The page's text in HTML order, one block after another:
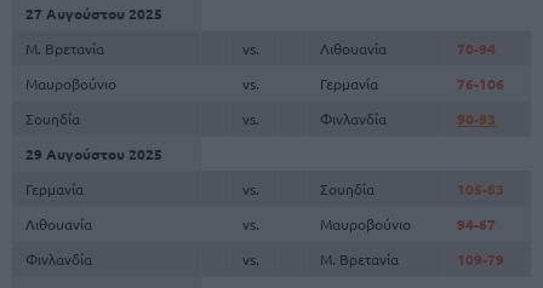
27 Αυγούστου 2025
Μ. Βρετανία
vs. Λιθουανία
70-94
Μαυροβούνιο
vs. Γερμανία
76-106
Σουηδία
vs. Φινλανδία
90-93
29 Αυγούστου 2025
Γερμανία
vs. Σουηδία
105-83
Λιθουανία
vs. Μαυροβούνιο
94-67
Φινλανδία
vs. Μ. Βρετανία
109-79